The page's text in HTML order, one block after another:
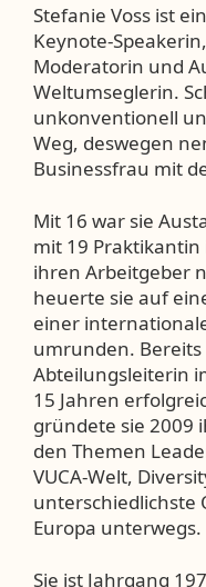
Stefanie Voss ist
Keynote-
Moderatorin und
Weltumseglerin.
unkonventionell
Weg, deswegen
Businessfrau mit
Mit 16 war sie
mit 19 Praktikantin
ihren Arbeitgeber
heuerte sie auf
einer
umrunden.
Abteilungsleiterin
15 Jahren
gründete sie 2009
den Themen
VUCA-Welt,
unterschiedlichste
Europa unterwegs.
Sie ist Jahrgang